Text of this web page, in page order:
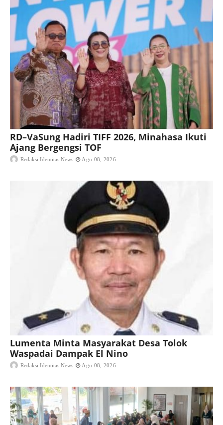
RD–VaSung Hadiri TIFF 2026, Minahasa Ikuti
Ajang Bergengsi TOF
Redaksi Identitas News Agu 08, 2026
Lumenta Minta Masyarakat Desa Tolok
Waspadai Dampak El Nino
Redaksi Identitas News Agu 08, 2026